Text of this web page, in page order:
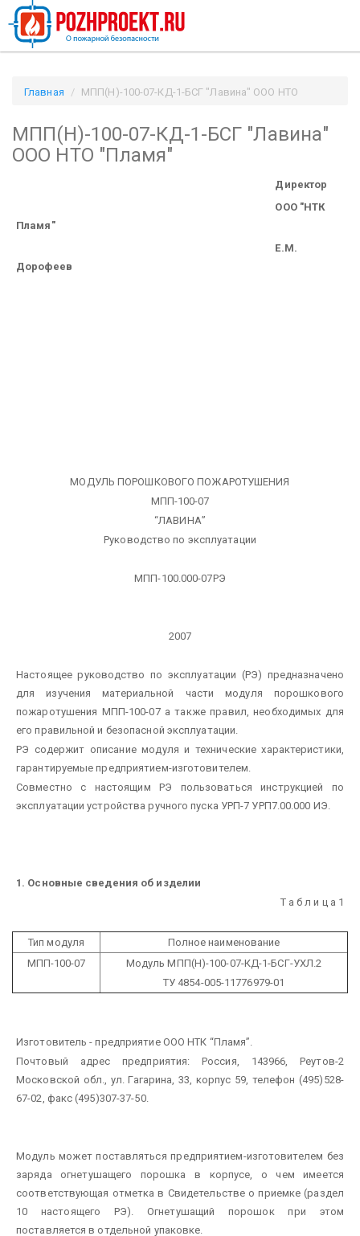
Главная
МПП(Н)-100-07-КД-1-БСГ "Лавина" ООО НТО
МПП(Н)-100-07-КД-1-БСГ "Лавина"
ООО НТО "Пламя"
Директор
ООО "НТК
Пламя"
Е.М.
Дорофеев
МОДУЛЬ ПОРОШКОВОГО ПОЖАРОТУШЕНИЯ
МПП-100-07
“ЛАВИНА”
Руководство по эксплуатации
МПП-100.000-07РЭ
2007
Настоящее руководство по эксплуатации (РЭ) предназначено
для изучения материальной части модуля порошкового
пожаротушения МПП-100-07 а также правил, необходимых для
его правильной и безопасной эксплуатации.
РЭ содержит описание модуля и технические характеристики,
гарантируемые предприятием-изготовителем.
Совместно с настоящим РЭ пользоваться инструкцией по
эксплуатации устройства ручного пуска УРП-7 УРП7.00.000 ИЭ.
1. Основные сведения об изделии
Т а б л и ц а 1
Тип модуля
Полное наименование
МПП-100-07
Модуль МПП(Н)-100-07-КД-1-БСГ-УХЛ.2
ТУ 4854-005-11776979-01
Изготовитель - предприятие ООО НТК “Пламя”.
Почтовый адрес предприятия: Россия, 143966, Реутов-2
Московской обл., ул. Гагарина, 33, корпус 59, телефон (495)528-
67-02, факс (495)307-37-50.
Модуль может поставляться предприятием-изготовителем без
заряда огнетушащего порошка в корпусе, о чем имеется
соответствующая отметка в Свидетельстве о приемке (раздел
10 настоящего РЭ). Огнетушащий порошок при этом
поставляется в отдельной упаковке.